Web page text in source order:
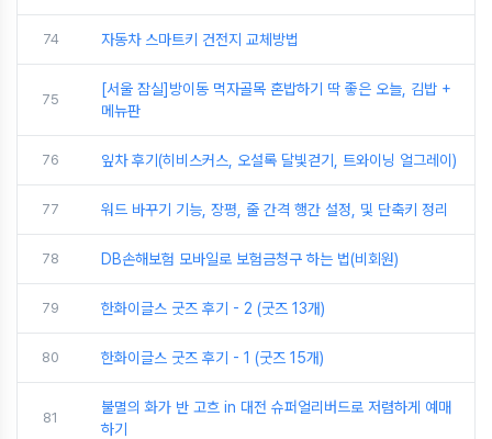
74 자동차 스마트키 건전지 교체방법
75
[서울 잠실]방이동 먹자골목 혼밥하기 딱 좋은 오늘, 김밥 +
메뉴판
76 잎차 후기(히비스커스, 오설록 달빛걷기, 트와이닝 얼그레이)
77 워드 바꾸기 기능, 장평, 줄 간격 행간 설정, 및 단축키 정리
78 DB손해보험 모바일로 보험금청구 하는 법(비회원)
79 한화이글스 굿즈 후기 - 2 (굿즈 13개)
80 한화이글스 굿즈 후기 - 1 (굿즈 15개)
81
불멸의 화가 반 고흐 in 대전 슈퍼얼리버드로 저렴하게 예매
하기